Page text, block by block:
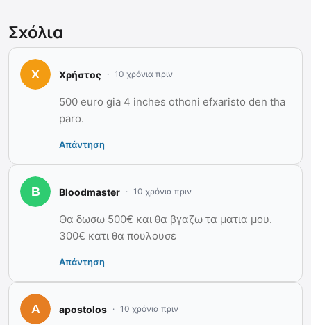
Σχόλια
Χρήστος 10 χρόνια πριν
500 euro gia 4 inches othoni efxaristo den tha
paro.
Απάντηση
Bloodmaster 10 χρόνια πριν
Θα δωσω 500€ και θα βγαζω τα ματια μου.
300€ κατι θα πουλουσε
Απάντηση
apostolos 10 χρόνια πριν